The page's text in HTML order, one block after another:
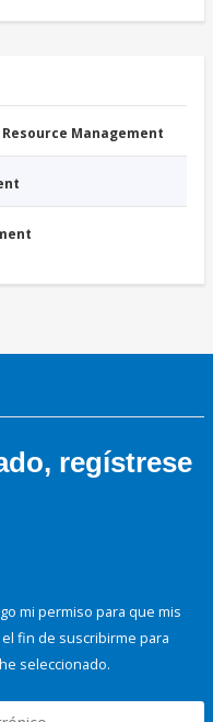
Management
regístrese
mi permiso para que mis
fin de suscribirme para
seleccionado.